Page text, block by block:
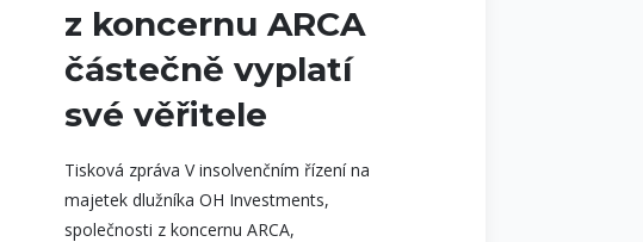
z koncernu ARCA
částečně vyplatí
své věřitele
Tisková zpráva V insolvenčním řízení na
majetek dlužníka OH Investments,
společnosti z koncernu ARCA,